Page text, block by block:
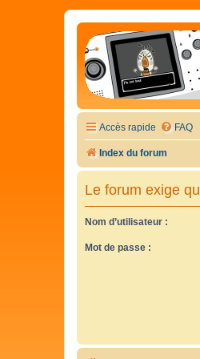
Accès rapide FAQ
Index du forum
Le forum exige
Nom d’utilisateur :
Mot de passe :